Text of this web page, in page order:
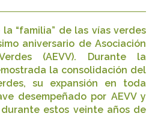
“familia” de las vías verdes
aniversario de Asociación
(AEVV). Durante la
la consolidación del
su expansión en toda
desempeñado por AEVV y
estos veinte años de